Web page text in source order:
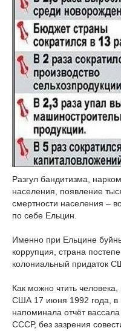
Разгул бандитизма,
населения, появление
смертности населения –
по себе Ельцин.
Именно при Ельцине
коррупция, страна
колониальный придаток
Как можно чтить
США 17 июня 1992 года, в
напоминала отчёт
СССР, без зазрения